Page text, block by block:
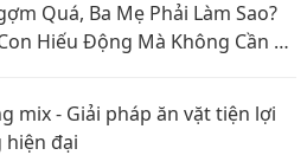
Quá, Ba Mẹ Phải Làm Sao?
Hiếu Động Mà Không Cần La
mix - Giải pháp ăn vặt tiện lợi
hiện đại